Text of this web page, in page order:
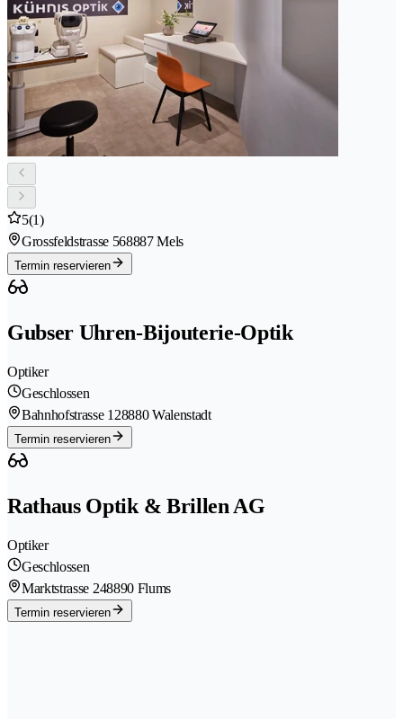
5(1)
Grossfeldstrasse 568887 Mels
Termin reservieren
Gubser Uhren-Bijouterie-Optik
Optiker
Geschlossen
Bahnhofstrasse 128880 Walenstadt
Termin reservieren
Rathaus Optik & Brillen AG
Optiker
Geschlossen
Marktstrasse 248890 Flums
Termin reservieren